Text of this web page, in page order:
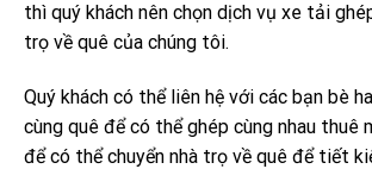
thì quý khách nên chọn dịch vụ xe tải
trọ về quê của chúng tôi.
Quý khách có thể liên hệ với các bạn bè
cùng quê để có thể ghép cùng nhau thuê
để có thể chuyển nhà trọ về quê để tiết